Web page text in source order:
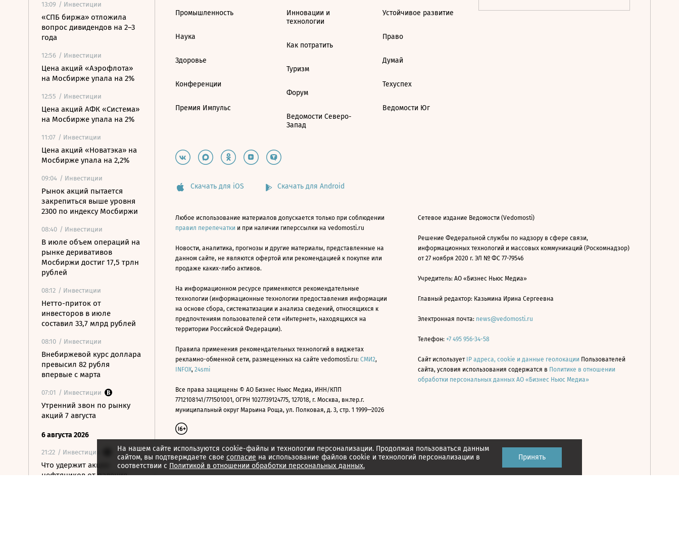
13:09 / Инвестиции
«СПБ биржа» отложила
вопрос дивидендов на 2–3
года
12:56 / Инвестиции
Цена акций «Аэрофлота»
на Мосбирже упала на 2%
12:55 / Инвестиции
Цена акций АФК «Система»
на Мосбирже упала на 2%
11:07 / Инвестиции
Цена акций «Новатэка» на
Мосбирже упала на 2,2%
09:04 / Инвестиции
Рынок акций пытается
закрепиться выше уровня
2300 по индексу Мосбиржи
08:40 / Инвестиции
В июле объем операций на
рынке деривативов
Мосбиржи достиг 17,5 трлн
рублей
08:12 / Инвестиции
Нетто-приток от
инвесторов в июле
составил 33,7 млрд рублей
08:10 / Инвестиции
Внебиржевой курс доллара
превысил 82 рубля
впервые с марта
07:01 / Инвестиции
Утренний звон по рынку
акций 7 августа
6 августа 2026
21:22 / Инвестиции
Что удержит акции
нефтяников от падения
На нашем сайте используются cookie-файлы и технологии персонализации. Продолжая пользоваться данным
сайтом, вы подтверждаете свое согласие на использование файлов cookie и технологий персонализации в
соответствии с Политикой в отношении обработки персональных данных.
Принять
Промышленность
Наука
Здоровье
Конференции
Премия Импульс
Инновации и
технологии
Как потратить
Туризм
Форум
Ведомости Северо-
Запад
Устойчивое развитие
Право
Думай
Техуспех
Ведомости Юг
Скачать для iOS Скачать для Android
Любое использование материалов допускается только при соблюдении
правил перепечатки и при наличии гиперссылки на vedomosti.ru
Новости, аналитика, прогнозы и другие материалы, представленные на
данном сайте, не являются офертой или рекомендацией к покупке или
продаже каких-либо активов.
На информационном ресурсе применяются рекомендательные
технологии (информационные технологии предоставления информации
на основе сбора, систематизации и анализа сведений, относящихся к
предпочтениям пользователей сети «Интернет», находящихся на
территории Российской Федерации).
Правила применения рекомендательных технологий в виджетах
рекламно-обменной сети, размещенных на сайте vedomosti.ru: СМИ2,
INFOX, 24smi
Все права защищены © АО Бизнес Ньюс Медиа, ИНН/КПП
7712108141/771501001, ОГРН 1027739124775, 127018, г. Москва, вн.тер.г.
муниципальный округ Марьина Роща, ул. Полковая, д. 3, стр. 1 1999—2026
Сетевое издание Ведомости (Vedomosti)
Решение Федеральной службы по надзору в сфере связи,
информационных технологий и массовых коммуникаций (Роскомнадзор)
от 27 ноября 2020 г. ЭЛ № ФС 77-79546
Учредитель: АО «Бизнес Ньюс Медиа»
Главный редактор: Казьмина Ирина Сергеевна
Электронная почта: news@vedomosti.ru
Телефон: +7 495 956-34-58
Сайт использует IP адреса, cookie и данные геолокации Пользователей
сайта, условия использования содержатся в Политике в отношении
обработки персональных данных АО «Бизнес Ньюс Медиа»